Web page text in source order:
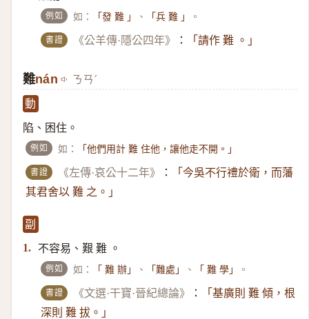
例如 如： 「發 難 」 、 「兵 難 」 。
書證 《公羊傳·隱公四年》 ： 「請作 難 。」
難nán ㄋㄢˊ
動
陷、困住。
例如 如： 「他們用計 難 住他，讓他走不開。」
書證 《左傳·哀公十二年》 ：
「今吳不行禮於衛，而藩
其君舍以 難 之。」
副
1.
不容易、艱 難 。
例如 如： 「 難 辦」 、 「難處」 、 「 難 學」 。
書證 《文選·干寶·晉紀總論》 ：
「基廣則 難 傾，根
深則 難 拔。」